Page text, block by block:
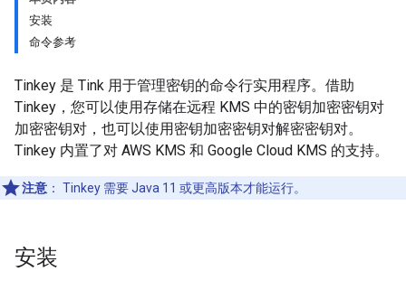
安装
命令参考
Tinkey 是 Tink 用于管理密钥的命令行实用程序。借助
Tinkey，您可以使用存储在远程 KMS 中的密钥加密密钥对
加密密钥对，也可以使用密钥加密密钥对解密密钥对。
Tinkey 内置了对 AWS KMS 和 Google Cloud KMS 的支持。
注意 ： Tinkey 需要 Java 11 或更高版本才能运行。
安装